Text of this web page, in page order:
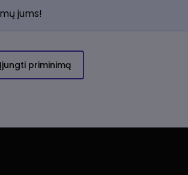
jums!
Įjungti priminimą